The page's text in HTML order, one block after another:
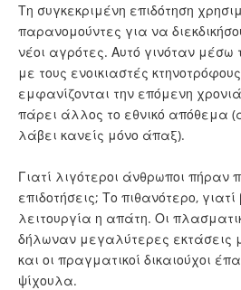
Τη συγκεκριμένη επιδότηση
παρανομούντες για να
νέοι αγρότες. Αυτό γινόταν μέσω
με τους ενοικιαστές
εμφανίζονται την επόμενη
πάρει άλλος το εθνικό απόθεμα
λάβει κανείς μόνο άπαξ).
Γιατί λιγότεροι άνθρωποι πήραν
επιδοτήσεις; Το πιθανότερο,
λειτουργία η απάτη. Οι
δήλωναν μεγαλύτερες εκτάσεις
και οι πραγματικοί δικαιούχοι
ψίχουλα.